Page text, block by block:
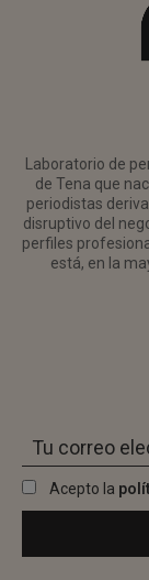
Laboratorio de
de Tena que
periodistas
disruptivo del
perfiles
está, en la
Acepto la